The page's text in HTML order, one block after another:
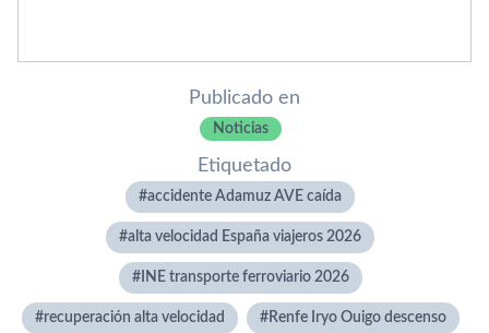
Publicado en
Noticias
Etiquetado
accidente Adamuz AVE caída
alta velocidad España viajeros 2026
INE transporte ferroviario 2026
recuperación alta velocidad Renfe Iryo Ouigo descenso